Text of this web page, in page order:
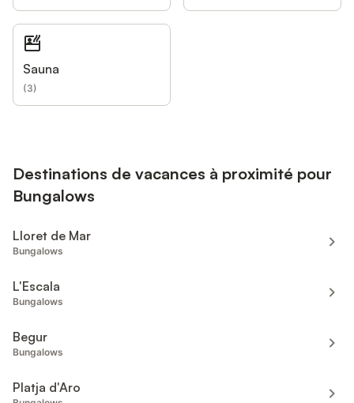
Sauna
(3)
Destinations de vacances à proximité pour
Bungalows
Lloret de Mar
Bungalows
L'Escala
Bungalows
Begur
Bungalows
Platja d'Aro